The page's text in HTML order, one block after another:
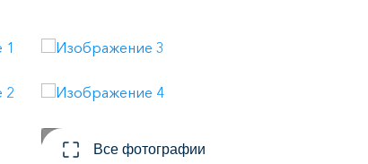
Все фотографии